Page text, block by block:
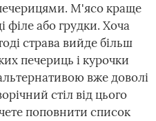
М'ясо краще
філе або грудки. Хоча
страва вийде більш
печериць і курочки
вже доволі
стіл від цього
поповнити список